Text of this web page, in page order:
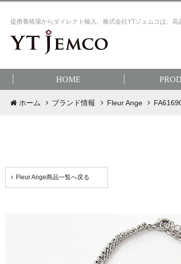
提携養殖場からダイレクト輸入。株式会社YTジェムコは、
HOME
ホーム ブランド情報 Fleur Ange
Fleur Ange商品一覧へ戻る